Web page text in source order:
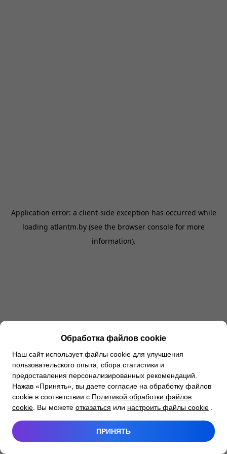
Application error: a client-side exception has occurred while
loading atlantm.by (see the browser console for more
information).
Обработка файлов cookie
Наш сайт использует файлы cookie для улучшения
пользовательского опыта, сбора статистики и
предоставления персонализированных рекомендаций.
Нажав «Принять», вы даете согласие на обработку файлов
cookie в соответствии с Политикой обработки файлов
cookie . Вы можете отказаться или настроить файлы cookie
ПРИНЯТЬ